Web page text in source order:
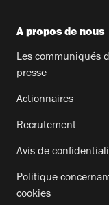
A propos de nous
Les communiqués
presse
Actionnaires
Recrutement
Avis de
Politique
cookies